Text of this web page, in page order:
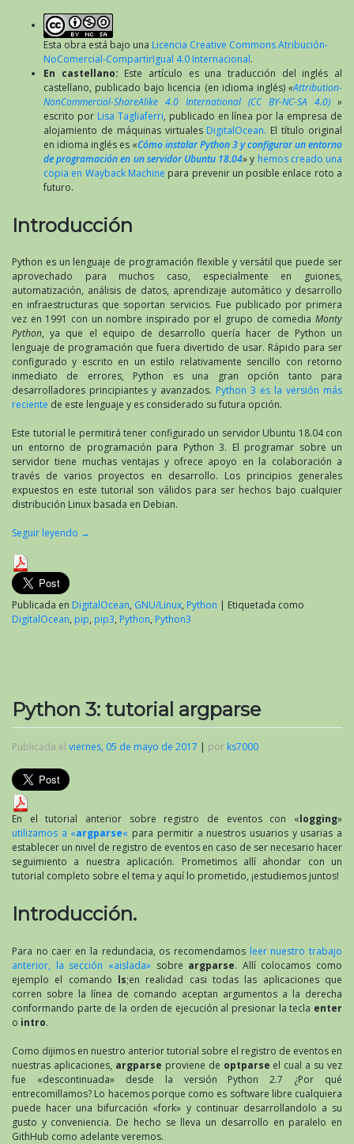
Esta obra está bajo una Licencia Creative Commons Atribución-
NoComercial-CompartirIgual 4.0 Internacional.
En castellano: Este artículo es una traducción del inglés al
castellano, publicado bajo licencia (en idioma inglés) «Attribution-
NonCommercial-ShareAlike 4.0 International (CC BY-NC-SA 4.0) »
escrito por Lisa Tagliaferri, publicado en línea por la empresa de
alojamiento de máquinas virtuales DigitalOcean. El título original
en idioma inglés es «Cómo instalar Python 3 y configurar un entorno
de programación en un servidor Ubuntu 18.04» y hemos creado una
copia en Wayback Machine para prevenir un posible enlace roto a
futuro.
Introducción
Python es un lenguaje de programación flexible y versátil que puede ser
aprovechado para muchos caso, especialmente en guiones,
automatización, análisis de datos, aprendizaje automático y desarrollo
en infraestructuras que soportan servicios. Fue publicado por primera
vez en 1991 con un nombre inspirado por el grupo de comedia Monty
Python, ya que el equipo de desarrollo quería hacer de Python un
lenguaje de programación que fuera divertido de usar. Rápido para ser
configurado y escrito en un estilo relativamente sencillo con retorno
inmediato de errores, Python es una gran opción tanto para
desarrolladores principiantes y avanzados. Python 3 es la versión más
reciente de este lenguaje y es considerado su futura opción.
Este tutorial le permitirá tener configurado un servidor Ubuntu 18.04 con
un entorno de programación para Python 3. El programar sobre un
servidor tiene muchas ventajas y ofrece apoyo en la colaboración a
través de varios proyectos en desarrollo. Los principios generales
expuestos en este tutorial son válidos para ser hechos bajo cualquier
distribución Linux basada en Debian.
Seguir leyendo →
Publicada en DigitalOcean, GNU/Linux, Python | Etiquetada como
DigitalOcean, pip, pip3, Python, Python3
Python 3: tutorial argparse
Publicada el viernes, 05 de mayo de 2017 por ks7000
En el tutorial anterior sobre registro de eventos con «logging»
utilizamos a «argparse« para permitir a nuestros usuarios y usarias a
establecer un nivel de registro de eventos en caso de ser necesario hacer
seguimiento a nuestra aplicación. Prometimos allí ahondar con un
tutorial completo sobre el tema y aquí lo prometido, ¡estudiemos juntos!
Introducción.
Para no caer en la redundacia, os recomendamos leer nuestro trabajo
anterior, la sección «aislada»sobre argparse. Allí colocamos como
ejemplo el comando ls;en realidad casi todas las aplicaciones que
corren sobre la línea de comando aceptan argumentos a la derecha
conformando parte de la orden de ejecución al presionar la tecla enter
o intro.
Como dijimos en nuestro anterior tutorial sobre el registro de eventos en
nuestras aplicaciones, argparse proviene de optparse el cual a su vez
fue «descontinuada» desde la versión Python 2.7 ¿Por qué
entrecomillamos? Lo hacemos porque como es software libre cualquiera
puede hacer una bifurcación «fork» y continuar desarrollandolo a su
gusto y conveniencia. De hecho se lleva un desarrollo en paralelo en
GithHub como adelante veremos.